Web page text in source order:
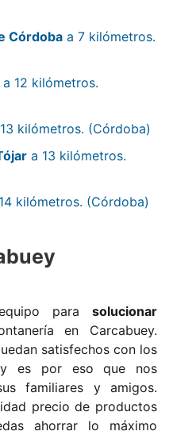
Córdoba a 7 kilómetros.
a 12 kilómetros.
kilómetros. (Córdoba)
a 13 kilómetros.
kilómetros. (Córdoba)
para solucionar
en Carcabuey.
satisfechos con los
y es por eso que nos
familiares y amigos.
precio de productos
ahorrar lo máximo